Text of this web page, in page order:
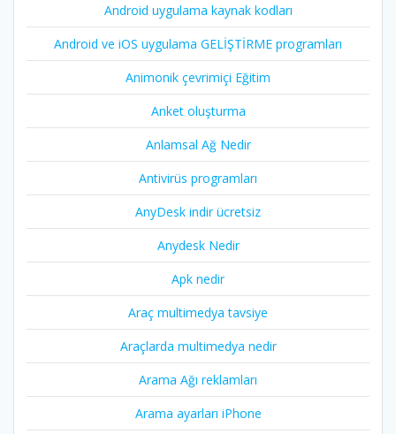
Android uygulama kaynak kodları
Android ve iOS uygulama GELİŞTİRME programları
Animonik çevrimiçi Eğitim
Anket oluşturma
Anlamsal Ağ Nedir
Antivirüs programları
AnyDesk indir ücretsiz
Anydesk Nedir
Apk nedir
Araç multimedya tavsiye
Araçlarda multimedya nedir
Arama Ağı reklamları
Arama ayarları iPhone